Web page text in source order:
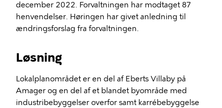
december 2022. Forvaltningen har modtaget 87
henvendelser. Høringen har givet anledning til
ændringsforslag fra forvaltningen.
Løsning
Lokalplanområdet er en del af Eberts Villaby på
Amager og en del af et blandet byområde med
industribebyggelser overfor samt karrébebyggelse